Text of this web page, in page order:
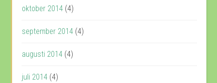
oktober 2014 (4)
september 2014 (4)
augusti 2014 (4)
juli 2014 (4)